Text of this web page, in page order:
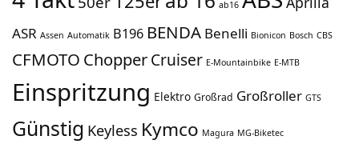
ab16
ASR Assen Automatik B196 BENDA Benelli Bionicon Bosch CBS
CFMOTO ChopperCruiser E-Mountainbike E-MTB
Einspritzung Elektro Großrad Großroller GTS
Günstig Keyless Kymco Magura MG-Biketec